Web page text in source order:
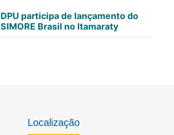
DPU participa de lançamento do
SIMORE Brasil no Itamaraty
Localização